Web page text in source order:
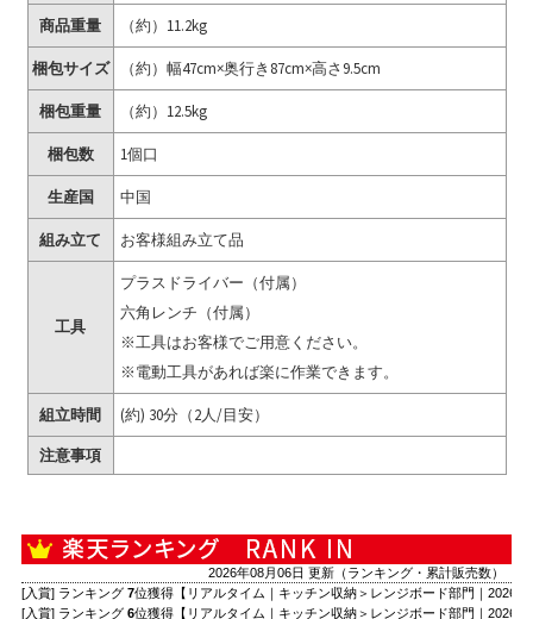
商品重量 （約）11.2kg
梱包サイズ （約）幅47cm×奥行き87cm×高さ9.5cm
梱包重量 （約）12.5kg
梱包数 1個口
生産国 中国
組み立て お客様組み立て品
工具
プラスドライバー（付属）
六角レンチ（付属）
※工具はお客様でご用意ください。
※電動工具があれば楽に作業できます。
組立時間
(約) 30分（2人/目安）
注意事項